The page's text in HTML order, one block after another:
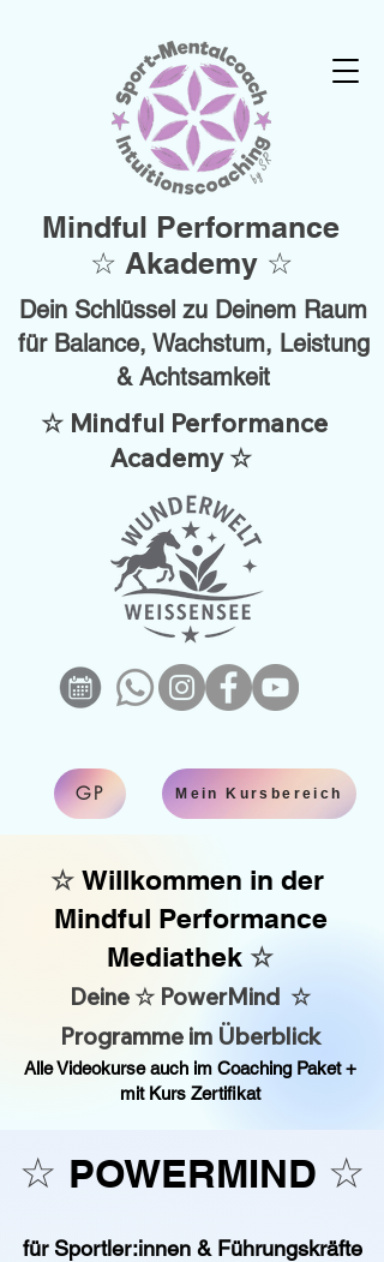
Mindful Performance
☆ Akademy ☆
Dein Schlüssel zu Deinem Raum
für Balance, Wachstum, Leistung
& Achtsamkeit
☆ Mindful Performance
Academy ☆
GP Mein Kursbereich
☆Willkommen in der
Mindful Performance
Mediathek ☆
Deine ☆ PowerMind ☆
Programme im Überblick
Alle Videokurse auch im Coaching Paket +
mit Kurs Zertifikat
☆ POWERMIND ☆
für Sportler:innen & Führungskräfte